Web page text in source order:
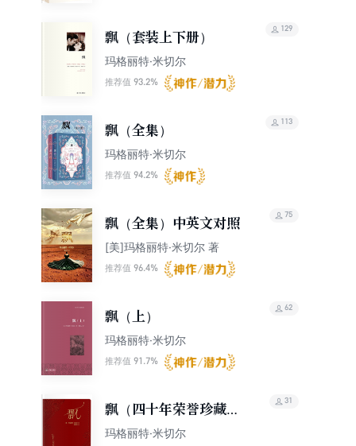
飘（套装上下册）
玛格丽特·米切尔
推荐值 93.2%
129
飘（全集）
玛格丽特·米切尔
推荐值 94.2%
113
飘（全集）中英文对照
[美]玛格丽特·米切尔 著
推荐值 96.4%
75
飘（上）
玛格丽特·米切尔
推荐值 91.7%
62
飘（四十年荣誉珍藏
版）
玛格丽特·米切尔
31